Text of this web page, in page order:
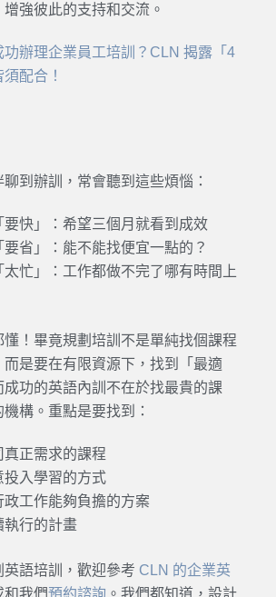
強彼此的支持和交流。
功辦理企業員工培訓？CLN 揭露「4
配合！
到辦訓，常會聽到這些煩惱：
要快」：希望三個月就看到成效
要省」：能不能找便宜一點的？
太忙」：工作都做不完了哪有時間上
！畢竟規劃培訓不是單純找個課程
而是要在有限資源下，找到「最適
成功的英語內訓不在於找最貴的課
構。重點是要找到：
真正需求的課程
投入學習的方式
政工作能夠負擔的方案
執行的計畫
語培訓，歡迎參考 CLN 的企業英
和我們預約諮詢 。我們都知道，設計